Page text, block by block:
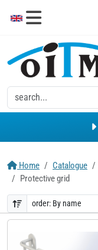
Home Catalogue
Protective grid